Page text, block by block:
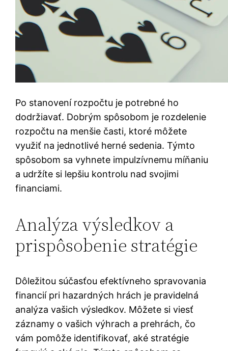
Po stanovení rozpočtu je potrebné ho
dodržiavať. Dobrým spôsobom je rozdelenie
rozpočtu na menšie časti, ktoré môžete
využiť na jednotlivé herné sedenia. Týmto
spôsobom sa vyhnete impulzívnemu míňaniu
a udržíte si lepšiu kontrolu nad svojimi
financiami.
Analýza výsledkov a
prispôsobenie stratégie
Dôležitou súčasťou efektívneho spravovania
financií pri hazardných hrách je pravidelná
analýza vašich výsledkov. Môžete si viesť
záznamy o vašich výhrach a prehrách, čo
vám pomôže identifikovať, aké stratégie